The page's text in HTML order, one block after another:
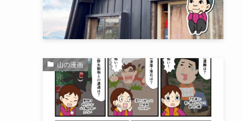
山の漫画